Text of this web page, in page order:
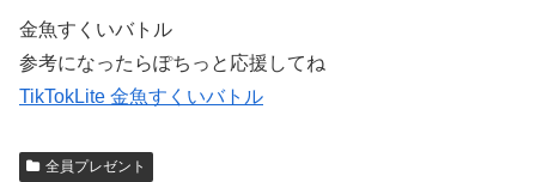
金魚すくいバトル
参考になったらぽちっと応援してね
TikTokLite 金魚すくいバトル
全員プレゼント